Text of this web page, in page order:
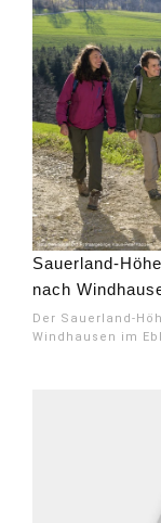
Sauerland-
nach
Der Sauerland-
Windhausen im